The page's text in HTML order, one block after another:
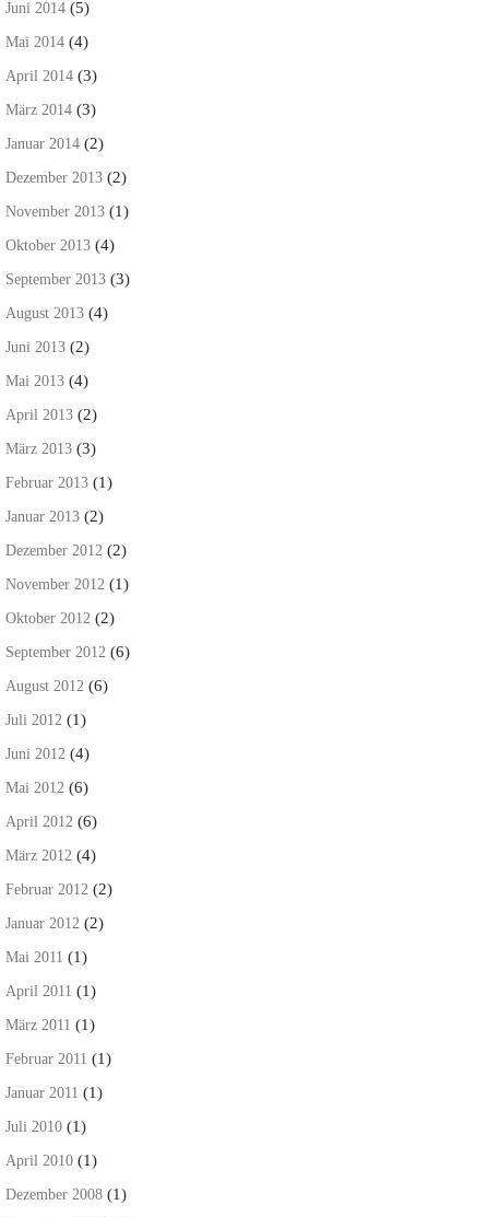
Juni 2014 (5)
Mai 2014 (4)
April 2014 (3)
März 2014 (3)
Januar 2014 (2)
Dezember 2013 (2)
November 2013 (1)
Oktober 2013 (4)
September 2013 (3)
August 2013 (4)
Juni 2013 (2)
Mai 2013 (4)
April 2013 (2)
März 2013 (3)
Februar 2013 (1)
Januar 2013 (2)
Dezember 2012 (2)
November 2012 (1)
Oktober 2012 (2)
September 2012 (6)
August 2012 (6)
Juli 2012 (1)
Juni 2012 (4)
Mai 2012 (6)
April 2012 (6)
März 2012 (4)
Februar 2012 (2)
Januar 2012 (2)
Mai 2011 (1)
April 2011 (1)
März 2011 (1)
Februar 2011 (1)
Januar 2011 (1)
Juli 2010 (1)
April 2010 (1)
Dezember 2008 (1)